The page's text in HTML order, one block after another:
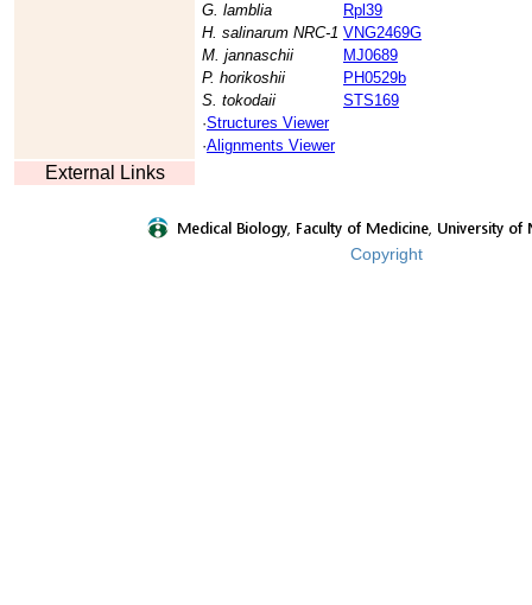
G. lamblia
Rpl39
H. salinarum NRC-1 VNG2469G
M. jannaschii
MJ0689
P. horikoshii
PH0529b
S. tokodaii
STS169
·Structures Viewer
·Alignments Viewer
External Links
Copyright